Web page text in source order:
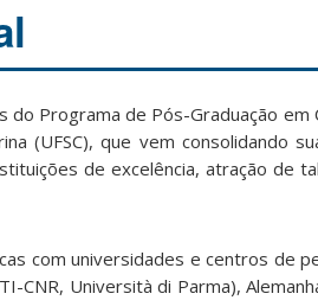
Programa de Pós-Graduação em
(UFSC), que vem consolidando
de excelência, atração de
com universidades e centros de
CNR, Università di Parma),